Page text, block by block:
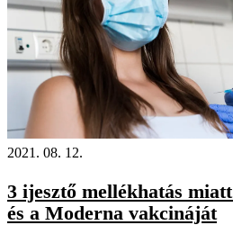
2021. 08. 12.
3 ijesztő mellékhatás
és a Moderna vakcináját